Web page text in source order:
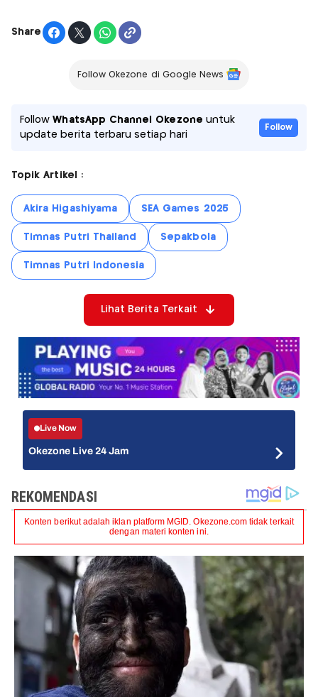
Share
Follow Okezone di Google News
FollowWhatsApp Channel Okezone untuk
update berita terbaru setiap hari
Follow
Topik Artikel :
Akira Higashiyama SEA Games 2025
Timnas Putri Thailand Sepakbola
Timnas Putri Indonesia
Lihat Berita Terkait
Live Now
Okezone Live 24 Jam